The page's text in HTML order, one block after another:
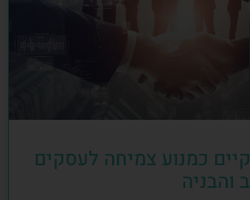
כמנוע צמיחה לעסקים
והבניה